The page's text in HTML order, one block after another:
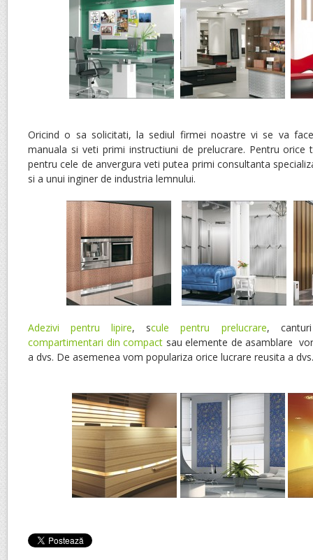
Oricind o sa solicitati, la sediul firmei noastre vi se va
manuala si veti primi instructiuni de prelucrare. Pentru orice
pentru cele de anvergura veti putea primi consultanta
si a unui inginer de industria lemnului.
Adezivi pentru lipire, scule pentru prelucrare,
compartimentari din compact sau elemente de asamblare
a dvs. De asemenea vom populariza orice lucrare reusita a dvs.